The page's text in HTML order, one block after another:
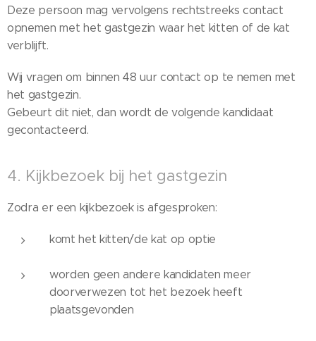
Deze persoon mag vervolgens rechtstreeks contact
opnemen met het gastgezin waar het kitten of de kat
verblijft.
Wij vragen om binnen 48 uur contact op te nemen met
het gastgezin.
Gebeurt dit niet, dan wordt de volgende kandidaat
gecontacteerd.
4. Kijkbezoek bij het gastgezin
Zodra er een kijkbezoek is afgesproken:
komt het kitten/de kat op optie
worden geen andere kandidaten meer
doorverwezen tot het bezoek heeft
plaatsgevonden